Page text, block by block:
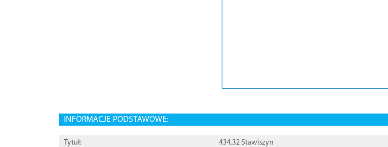
INFORMACJE PODSTAWOWE:
Tytuł:
434.32 Stawiszyn